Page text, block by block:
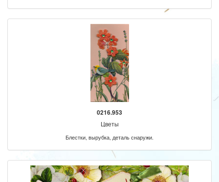
0216.953
Цветы
Блестки, вырубка, деталь снаружи.